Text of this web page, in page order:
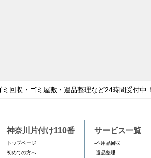
回収・ゴミ屋敷・遺品整理など24時間受付中！
神奈川片付け110番
トップページ
初めての方へ
サービス一覧
-不用品回収
-遺品整理